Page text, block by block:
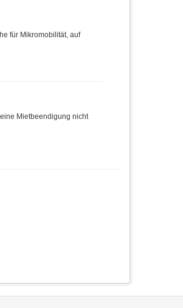
für Mikromobilität, auf
Mietbeendigung nicht